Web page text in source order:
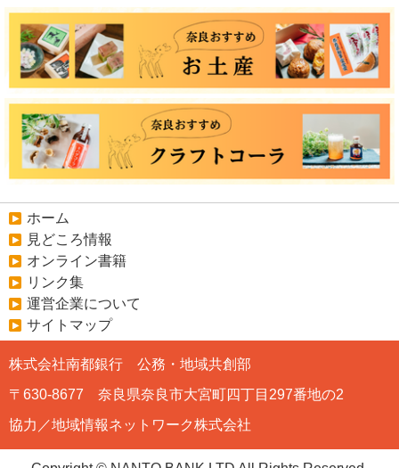
ホーム
見どころ情報
オンライン書籍
リンク集
運営企業について
サイトマップ
株式会社南都銀行 公務・地域共創部
〒630-8677 奈良県奈良市大宮町四丁目297番地の2
協力／地域情報ネットワーク株式会社